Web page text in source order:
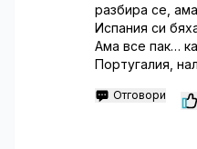
разбира се,
Испания си
Ама все пак…
Португалия,
Отговори